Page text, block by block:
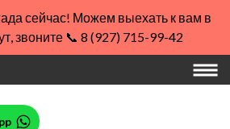
сейчас! Можем выехать к вам в
звоните 📞 8 (927) 715-99-42